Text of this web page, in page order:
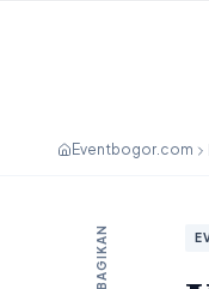
Eventbogor.com
BAGIKAN